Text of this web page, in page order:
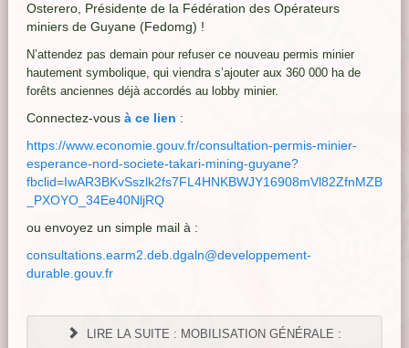
Osterero, Présidente de la Fédération des Opérateurs
miniers de Guyane (Fedomg) !
N’attendez pas demain pour refuser ce nouveau permis minier
hautement symbolique, qui viendra s’ajouter aux 360 000 ha de
forêts anciennes déjà accordés au lobby minier.
Connectez-vous à ce lien :
https://www.economie.gouv.fr/consultation-permis-minier-
esperance-nord-societe-takari-mining-guyane?
fbclid=IwAR3BKvSszlk2fs7FL4HNKBWJY16908mVl82ZfnMZB
_PXOYO_34Ee40NljRQ
ou envoyez un simple mail à :
consultations.earm2.deb.dgaln@developpement-
durable.gouv.fr
LIRE LA SUITE : MOBILISATION GÉNÉRALE :